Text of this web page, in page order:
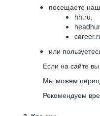
посещаете
hh.ru,
или
Если на сайте
Мы можем
Рекомендуем